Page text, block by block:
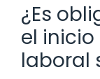
¿Es
el
laboral